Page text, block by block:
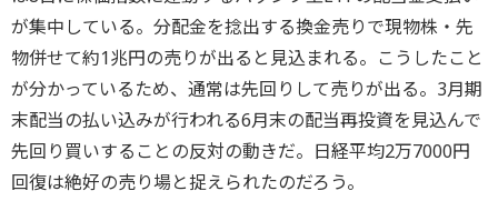
が集中している。分配金を捻出する換金売りで現物株・先
物併せて約1兆円の売りが出ると見込まれる。こうしたこと
が分かっているため、通常は先回りして売りが出る。3月期
末配当の払い込みが行われる6月末の配当再投資を見込んで
先回り買いすることの反対の動きだ。日経平均2万7000円
回復は絶好の売り場と捉えられたのだろう。